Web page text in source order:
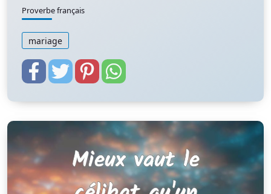
Proverbe français
mariage